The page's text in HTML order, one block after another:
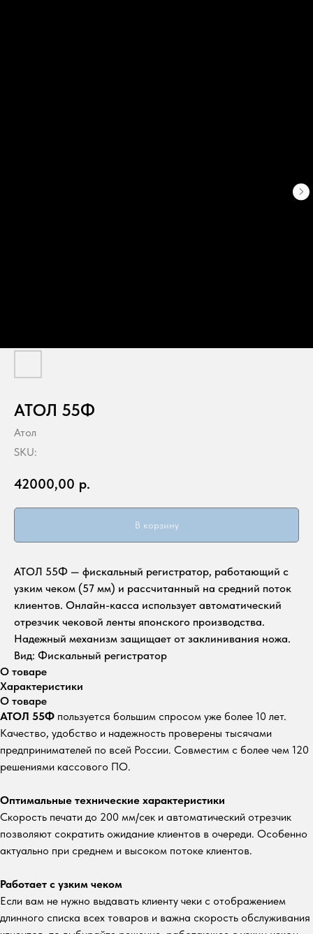
АТОЛ 55Ф
Атол
SKU:
42000,00 р.
В корзину
АТОЛ 55Ф — фискальный регистратор, работающий с
узким чеком (57 мм) и рассчитанный на средний поток
клиентов. Онлайн-касса использует автоматический
отрезчик чековой ленты японского производства.
Надежный механизм защищает от заклинивания ножа.
Вид: Фискальный регистратор
О товаре
Характеристики
О товаре
АТОЛ 55Ф пользуется большим спросом уже более 10 лет.
Качество, удобство и надежность проверены тысячами
предпринимателей по всей России. Совместим с более чем 120
решениями кассового ПО.
Оптимальные технические характеристики
Скорость печати до 200 мм/сек и автоматический отрезчик
позволяют сократить ожидание клиентов в очереди. Особенно
актуально при среднем и высоком потоке клиентов.
Работает с узким чеком
Если вам не нужно выдавать клиенту чеки с отображением
длинного списка всех товаров и важна скорость обслуживания